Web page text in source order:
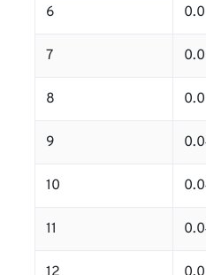
6
7
8
9
10
11